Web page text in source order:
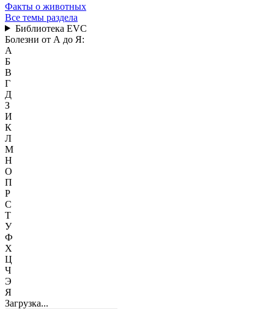
Факты о животных
Все темы раздела
Библиотека EVC
Болезни от А до Я:
А
Б
В
Г
Д
З
И
К
Л
М
Н
О
П
Р
С
Т
У
Ф
Х
Ц
Ч
Э
Я
Загрузка...